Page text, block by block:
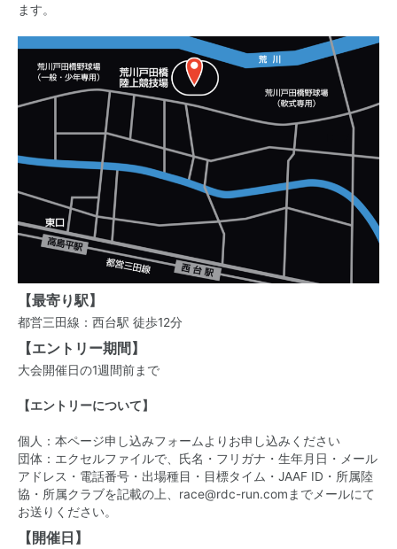
ます。
【最寄り駅】
都営三田線：西台駅 徒歩12分
【エントリー期間】
大会開催日の1週間前まで
【エントリーについて】
個人：本ページ申し込みフォームよりお申し込みください
団体：エクセルファイルで、氏名・フリガナ・生年月日・メール
アドレス・電話番号・出場種目・目標タイム・JAAF ID・所属陸
協・所属クラブを記載の上、race@rdc-run.comまでメールにて
お送りください。
【開催日】